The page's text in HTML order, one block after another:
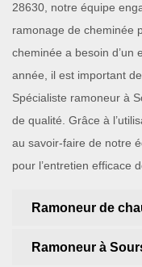
28630, notre équipe
ramonage de cheminée
cheminée a besoin d’un
année, il est important
Spécialiste ramoneur à
de qualité. Grâce à
au savoir-faire de notre
pour l’entretien efficace
Ramoneur de
Ramoneur à